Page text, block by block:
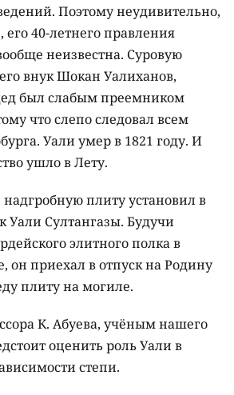
Поэтому неудивительно,
его 40-летнего правления
неизвестна. Суровую
внук Шокан Уалиханов,
был слабым преемником
что слепо следовал всем
Уали умер в 1821 году. И
ушло в Лету.
плиту установил в
Уали Султангазы. Будучи
элитного полка в
он приехал в отпуск на Родину
плиту на могиле.
К. Абуева, учёным нашего
оценить роль Уали в
степи.